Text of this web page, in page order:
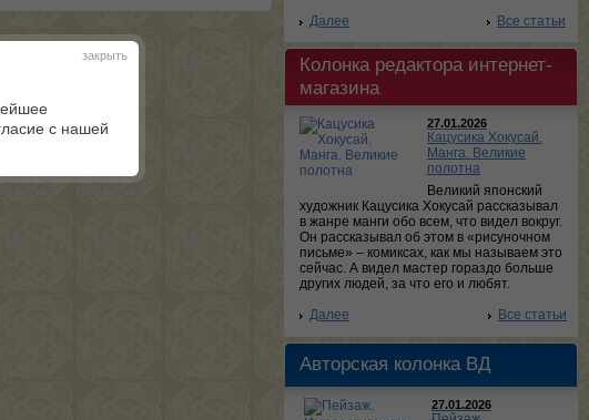
Далее
Все статьи
Колонка редактора интернет-
магазина
27.01.2026
Кацусика Хокусай.
Манга. Великие
полотна
Великий японский
художник Кацусика Хокусай рассказывал
в жанре манги обо всем, что видел вокруг.
Он рассказывал об этом в «рисуночном
письме» – комиксах, как мы называем это
сейчас. А видел мастер гораздо больше
других людей, за что его и любят.
Далее
Все статьи
Авторская колонка ВД
27.01.2026
закрыть
с нашей